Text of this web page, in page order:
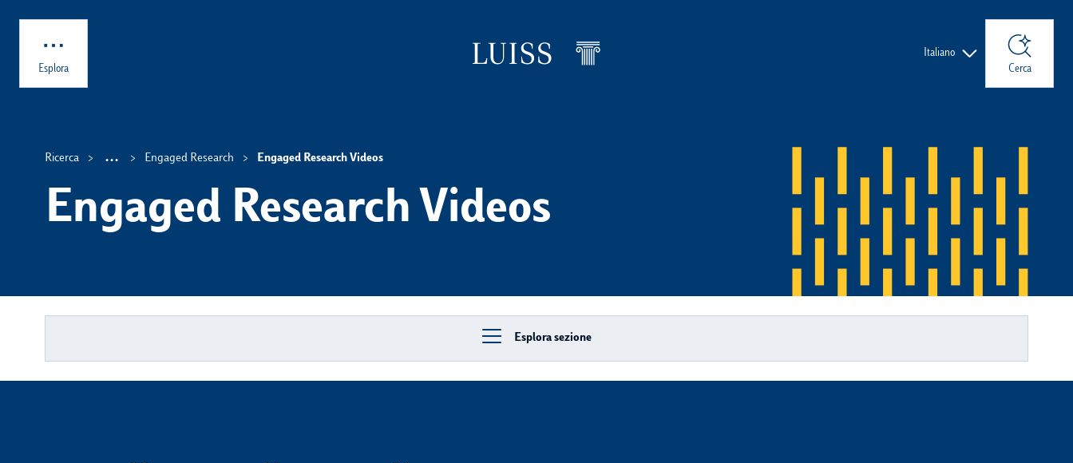
Esplora Cerca
Italiano
Ricerca ... Engaged Research Engaged Research Videos
Engaged Research Videos
Esplora sezione